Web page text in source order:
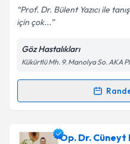
Kişisel verilerimin
Metni'ni okudum
kapsamda
Prof. Dr. Bülent Yazıcı ile
için çok...
Göz Hastalıkları
Kükürtlü Mh. 9. Manolya So. AKA
Randevu Takvimi
Prof. Dr. Bülent Yazıcı
Op. Dr. Cüneyt